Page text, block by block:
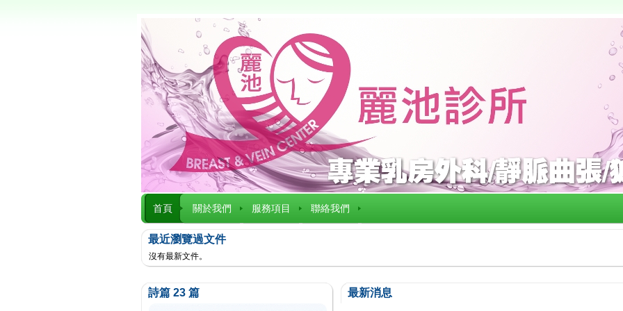
首頁 關於我們 服務項目 聯絡我們
最近瀏覽過文件
沒有最新文件。
詩篇 23 篇 最新消息